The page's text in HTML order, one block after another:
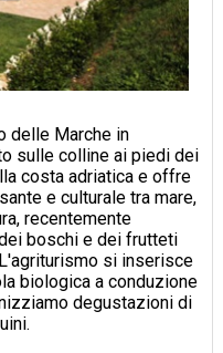
delle Marche in
sulle colline ai piedi dei
costa adriatica e offre
e culturale tra mare,
recentemente
boschi e dei frutteti
si inserisce
biologica a conduzione
degustazioni di